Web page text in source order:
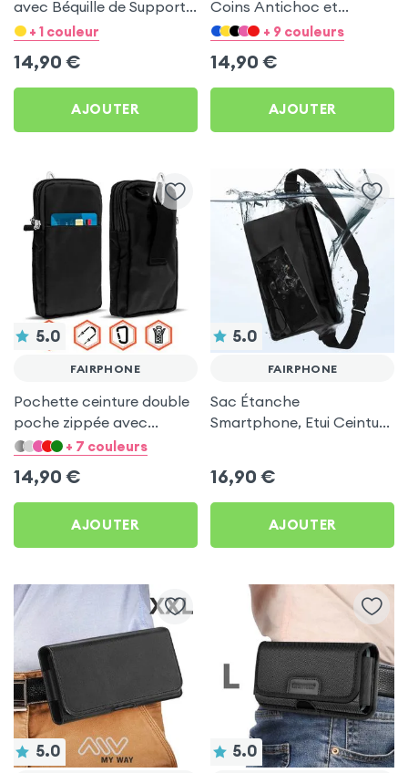
avec Béquille de Support
pour Fairphone
+ 1 couleur
14,90 €
AJOUTER
Coins Antichoc et
Support Vidéo pour
+ 9 couleurs
14,90 €
AJOUTER
5.0
FAIRPHONE
Pochette ceinture double
poche zippée avec
mousqueton + Lanière -
+ 7 couleurs
14,90 €
AJOUTER
5.0
FAIRPHONE
Sac Étanche
Smartphone, Etui Ceinture
Fairphone
16,90 €
AJOUTER
5.0 5.0